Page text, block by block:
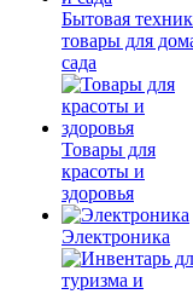
Бытовая
товары для
сада
Товары для
красоты и
здоровья
Электроника